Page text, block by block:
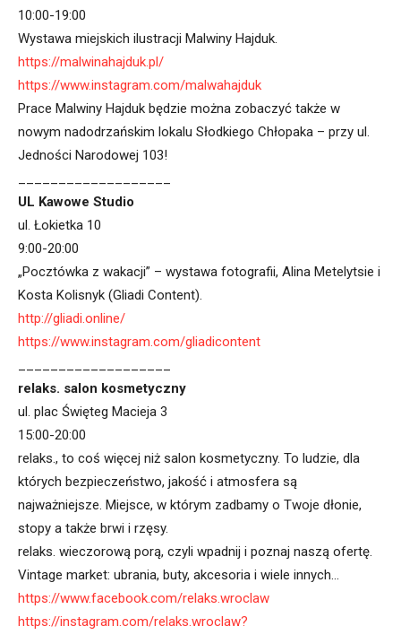
10:00-19:00
Wystawa miejskich ilustracji Malwiny Hajduk.
https://malwinahajduk.pl/
https://www.instagram.com/malwahajduk
Prace Malwiny Hajduk będzie można zobaczyć także w
nowym nadodrzańskim lokalu Słodkiego Chłopaka – przy ul.
Jedności Narodowej 103!
UL Kawowe Studio
ul. Łokietka 10
9:00-20:00
„Pocztówka z wakacji” – wystawa fotografii, Alina Metelytsie i
Kosta Kolisnyk (Gliadi Content).
http://gliadi.online/
https://www.instagram.com/gliadicontent
relaks. salon kosmetyczny
ul. plac Święteg Macieja 3
15:00-20:00
relaks., to coś więcej niż salon kosmetyczny. To ludzie, dla
których bezpieczeństwo, jakość i atmosfera są
najważniejsze. Miejsce, w którym zadbamy o Twoje dłonie,
stopy a także brwi i rzęsy.
relaks. wieczorową porą, czyli wpadnij i poznaj naszą ofertę.
Vintage market: ubrania, buty, akcesoria i wiele innych…
https://www.facebook.com/relaks.wroclaw
https://instagram.com/relaks.wroclaw?